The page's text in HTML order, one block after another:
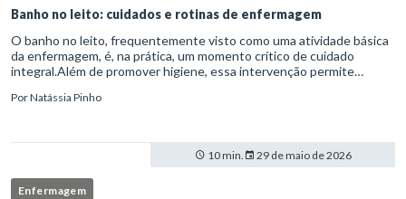
Banho no leito: cuidados e rotinas de enfermagem
O banho no leito, frequentemente visto como uma atividade básica
da enfermagem, é, na prática, um momento crítico de cuidado
integral.Além de promover higiene, essa intervenção permite
PorNatássia Pinho
10 min. 29 de maio de 2026
Enfermagem